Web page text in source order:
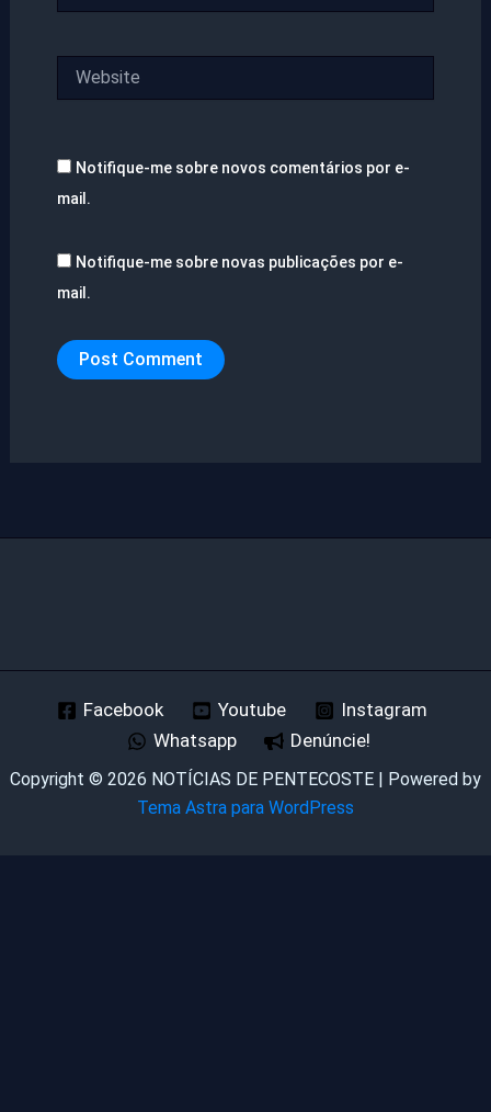
Notifique-me sobre novos comentários por e-
mail.
Notifique-me sobre novas publicações por e-
mail.
Facebook Youtube
Instagram
Whatsapp
Denúncie!
Copyright © 2026 NOTÍCIAS DE PENTECOSTE | Powered by
Tema Astra para WordPress